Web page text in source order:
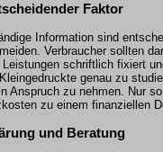
Faktor
Information sind
Verbraucher sollten
schriftlich fixiert
genau zu
Anspruch zu nehmen. Nur
zu einem finanziellen
und Beratung